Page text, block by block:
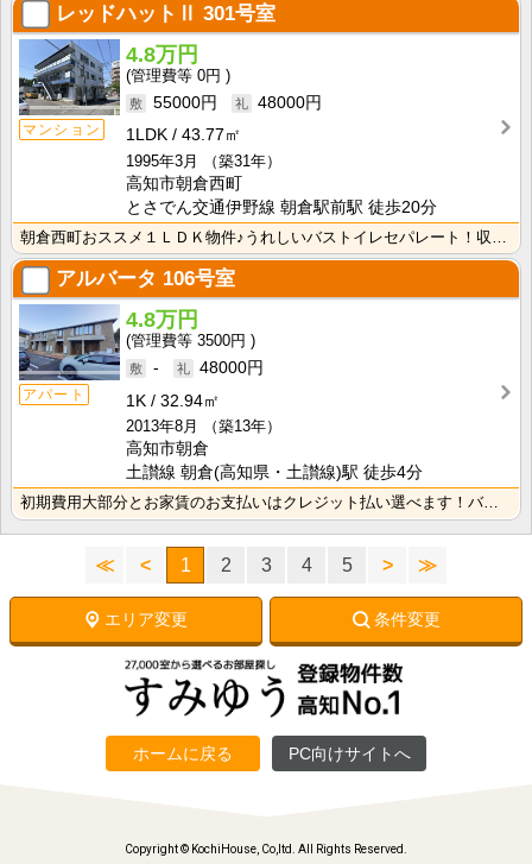
レッドハットⅡ 301号室
マンション
4.8万円
0円
55000円
48000円
1LDK
43.77㎡
1995年3月
（築31年）
高知市朝倉西町
とさでん交通伊野線 朝倉駅前駅 徒歩20分
朝倉西町おススメ１ＬＤＫ物件♪うれしいバストイレセパレート！収納スペースがあるので荷物が片付きます！
アルバータ 106号室
アパート
4.8万円
3500円
-
48000円
1K
32.94㎡
2013年8月
（築13年）
高知市朝倉
土讃線 朝倉(高知県・土讃線)駅 徒歩4分
初期費用大部分とお家賃のお支払いはクレジット払い選べます！バス・トイレ別なので、ゆったり湯船に浸かれ･･･
≪ < 1 2 3 4 5 > ≫
エリア変更 条件変更
ホームに戻る PC向けサイトへ
Copyright © KochiHouse, Co,ltd. All Rights Reserved.